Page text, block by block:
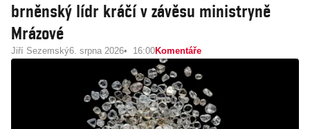
brněnský lídr kráčí v závěsu ministryně
Mrázové
Jiří Sezemský6. srpna 2026 16:00Komentáře